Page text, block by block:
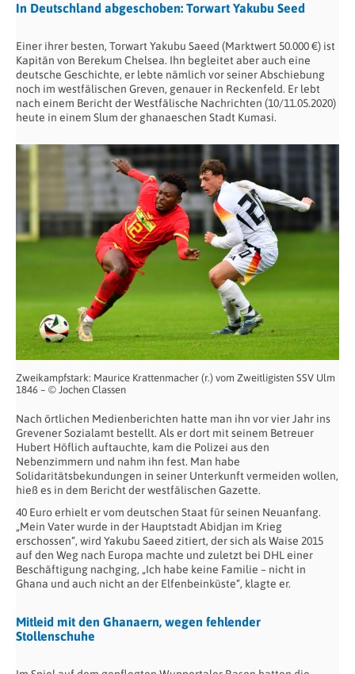
In Deutschland abgeschoben: Torwart Yakubu Seed
Einer ihrer besten, Torwart Yakubu Saeed (Marktwert 50.000 €) ist
Kapitän von Berekum Chelsea. Ihn begleitet aber auch eine
deutsche Geschichte, er lebte nämlich vor seiner Abschiebung
noch im westfälischen Greven, genauer in Reckenfeld. Er lebt
nach einem Bericht der Westfälische Nachrichten (10/11.05.2020)
heute in einem Slum der ghanaeschen Stadt Kumasi.
Zweikampfstark: Maurice Krattenmacher (r.) vom Zweitligisten SSV Ulm
1846 – © Jochen Classen
Nach örtlichen Medienberichten hatte man ihn vor vier Jahr ins
Grevener Sozialamt bestellt. Als er dort mit seinem Betreuer
Hubert Höflich auftauchte, kam die Polizei aus den
Nebenzimmern und nahm ihn fest. Man habe
Solidaritätsbekundungen in seiner Unterkunft vermeiden wollen,
hieß es in dem Bericht der westfälischen Gazette.
40 Euro erhielt er vom deutschen Staat für seinen Neuanfang.
„Mein Vater wurde in der Hauptstadt Abidjan im Krieg
erschossen“, wird Yakubu Saeed zitiert, der sich als Waise 2015
auf den Weg nach Europa machte und zuletzt bei DHL einer
Beschäftigung nachging, „Ich habe keine Familie – nicht in
Ghana und auch nicht an der Elfenbeinküste“, klagte er.
Mitleid mit den Ghanaern, wegen fehlender
Stollenschuhe